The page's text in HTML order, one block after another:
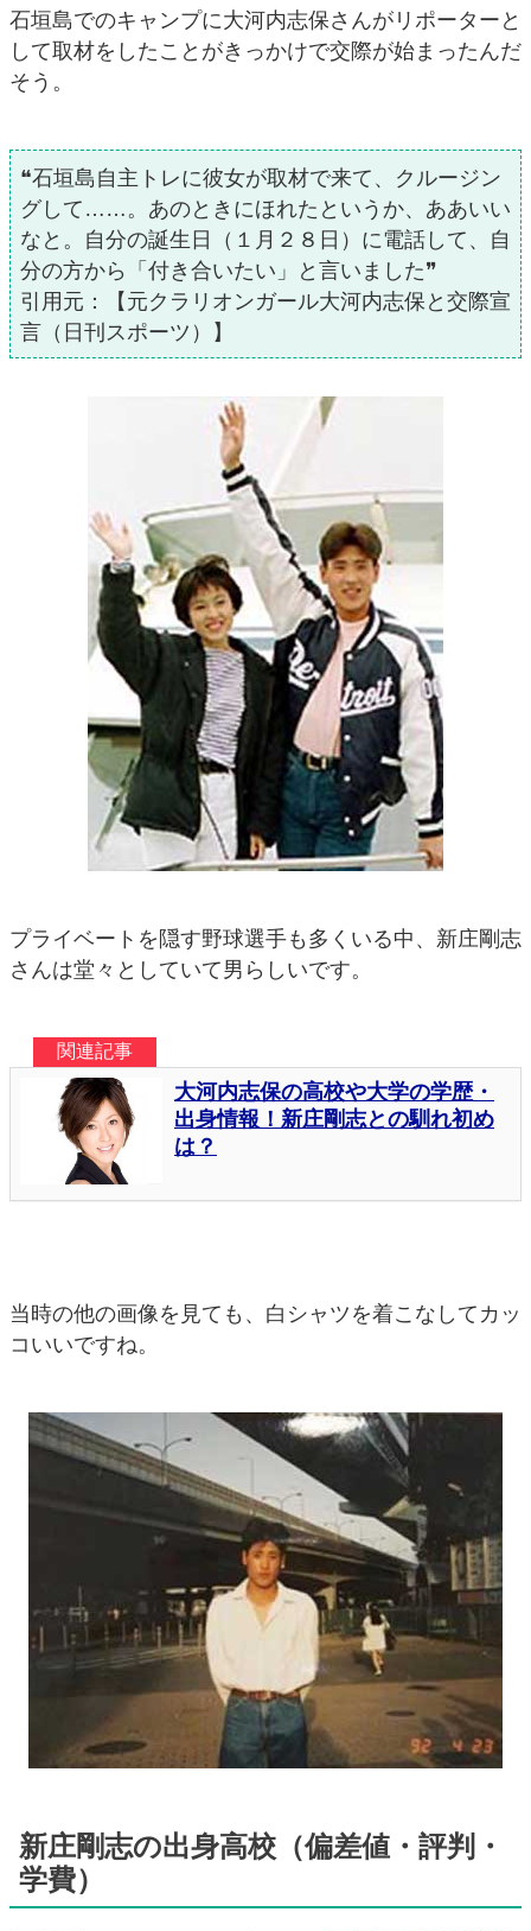
石垣島でのキャンプに大河内志保さんがリポーターと
して取材をしたことがきっかけで交際が始まったんだ
そう。
❝石垣島自主トレに彼女が取材で来て、クルージン
グして……。あのときにほれたというか、ああいい
なと。自分の誕生日（１月２８日）に電話して、自
分の方から「付き合いたい」と言いました❞
引用元：【元クラリオンガール大河内志保と交際宣
言（日刊スポーツ）】
プライベートを隠す野球選手も多くいる中、新庄剛志
さんは堂々としていて男らしいです。
当時の他の画像を見ても、白シャツを着こなしてカッ
コいいですね。
新庄剛志の出身高校（偏差値・評判・
学費）